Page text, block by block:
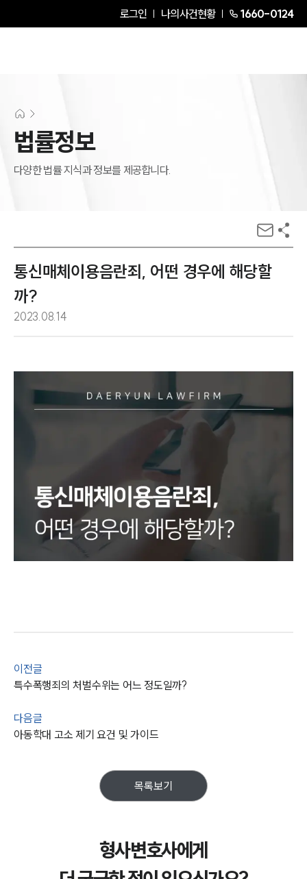
로그인 나의사건현황 1660-0124
법률정보
다양한 법률 지식과 정보를 제공합니다.
통신매체이용음란죄, 어떤 경우에 해당할
까?
2023.08.14
이전글
특수폭행죄의 처벌수위는 어느 정도일까?
다음글
아동학대 고소 제기 요건 및 가이드
목록보기
형사변호사에게